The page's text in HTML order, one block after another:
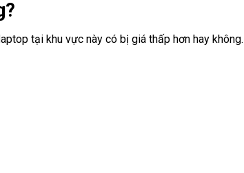
tại khu vực này có bị giá thấp hơn hay không.